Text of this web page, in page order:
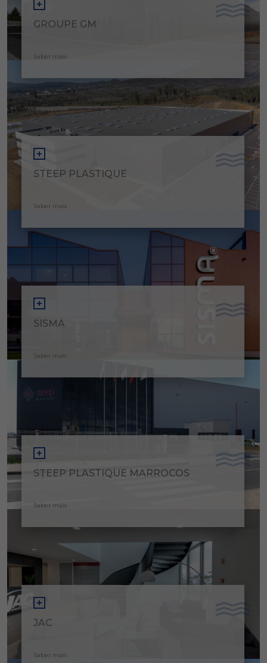
GROUPE GM
Saber mais
STEEP PLASTIQUE
Saber mais
SISMA
Saber mais
STEEP PLASTIQUE MARROCOS
Saber mais
JAC
Saber mais